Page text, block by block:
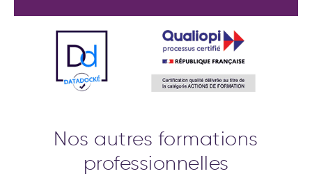
Nos autres formations
professionnelles